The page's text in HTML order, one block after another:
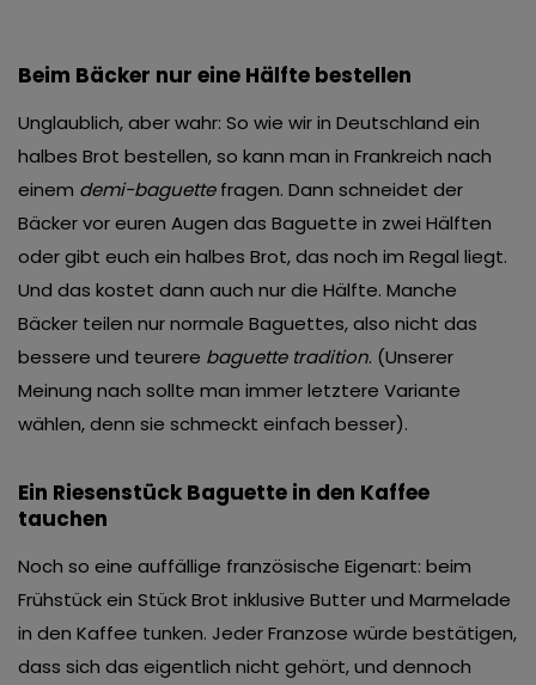
Beim Bäcker nur eine Hälfte bestellen
Unglaublich, aber wahr: So wie wir in Deutschland ein
halbes Brot bestellen, so kann man in Frankreich nach
einem demi-baguettefragen. Dann schneidet der
Bäcker vor euren Augen das Baguette in zwei Hälften
oder gibt euch ein halbes Brot, das noch im Regal liegt.
Und das kostet dann auch nur die Hälfte. Manche
Bäcker teilen nur normale Baguettes, also nicht das
bessere und teurere baguette tradition. (Unserer
Meinung nach sollte man immer letztere Variante
wählen, denn sie schmeckt einfach besser).
Ein Riesenstück Baguette in den Kaffee
tauchen
Noch so eine auffällige französische Eigenart: beim
Frühstück ein Stück Brot inklusive Butter und Marmelade
in den Kaffee tunken. Jeder Franzose würde bestätigen,
dass sich das eigentlich nicht gehört, und dennoch